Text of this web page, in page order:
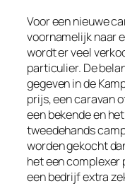
Voor een nieuwe
voornamelijk naar
wordt er veel
particulier. De
gegeven in de
prijs, een caravan
een bekende en
tweedehands
worden gekocht
het een complexer
een bedrijf extra